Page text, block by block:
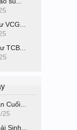
TCB...
Cuối...
25
Sinh...